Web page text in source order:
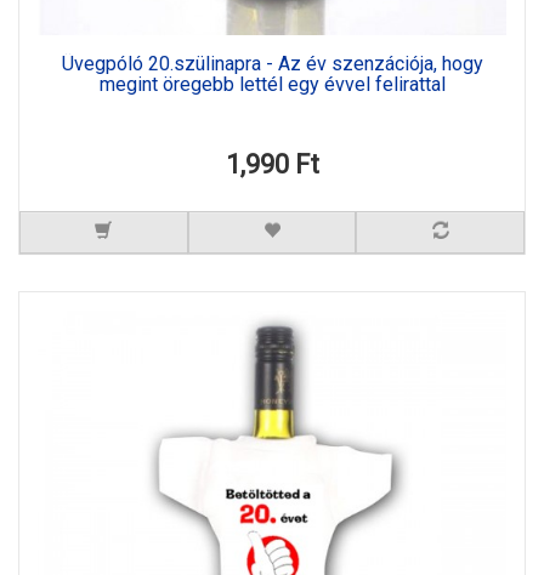
Üvegpóló 20.szülinapra - Az év szenzációja, hogy
megint öregebb lettél egy évvel felirattal
1,990 Ft